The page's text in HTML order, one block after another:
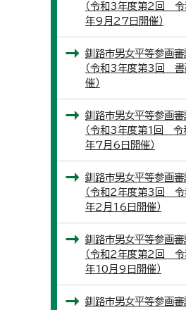
（令和3年度第2回
年9月27日開催）
釧路市男女平等参画審
（令和3年度第3回 書
催）
釧路市男女平等参画審
（令和3年度第1回 令
年7月6日開催）
釧路市男女平等参画審
（令和2年度第3回
年2月16日開催）
釧路市男女平等参画審
（令和2年度第2回
年10月9日開催）
釧路市男女平等参画審